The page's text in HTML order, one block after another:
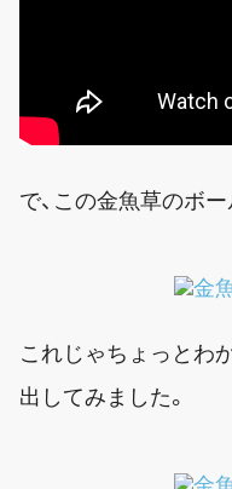
で、この金魚草のボ
これじゃちょっとわ
出してみました。